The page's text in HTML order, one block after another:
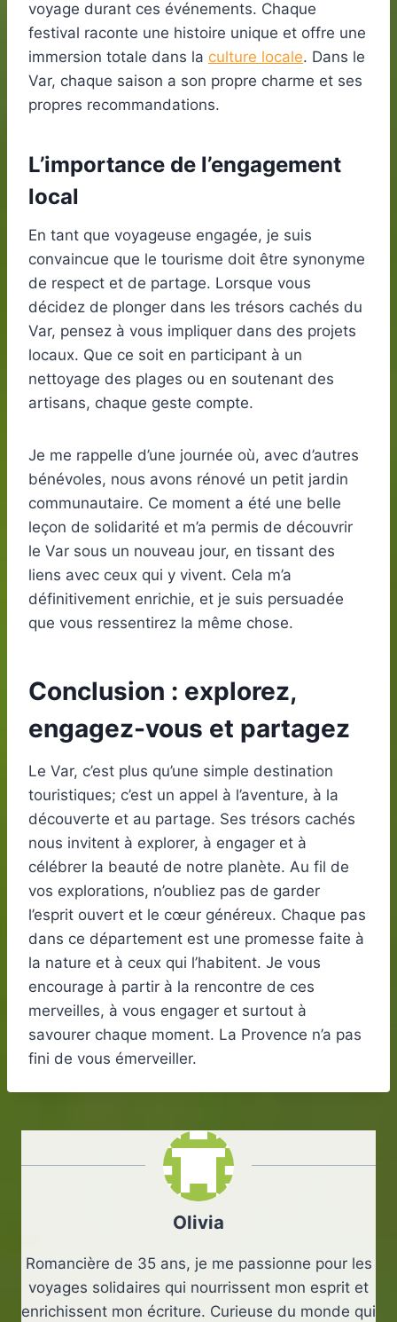
voyage durant ces événements. Chaque
festival raconte une histoire unique et offre une
immersion totale dans la culture locale. Dans le
Var, chaque saison a son propre charme et ses
propres recommandations.
L’importance de l’engagement
local
En tant que voyageuse engagée, je suis
convaincue que le tourisme doit être synonyme
de respect et de partage. Lorsque vous
décidez de plonger dans les trésors cachés du
Var, pensez à vous impliquer dans des projets
locaux. Que ce soit en participant à un
nettoyage des plages ou en soutenant des
artisans, chaque geste compte.
Je me rappelle d’une journée où, avec d’autres
bénévoles, nous avons rénové un petit jardin
communautaire. Ce moment a été une belle
leçon de solidarité et m’a permis de découvrir
le Var sous un nouveau jour, en tissant des
liens avec ceux qui y vivent. Cela m’a
définitivement enrichie, et je suis persuadée
que vous ressentirez la même chose.
Conclusion : explorez,
engagez-vous et partagez
Le Var, c’est plus qu’une simple destination
touristiques; c’est un appel à l’aventure, à la
découverte et au partage. Ses trésors cachés
nous invitent à explorer, à engager et à
célébrer la beauté de notre planète. Au fil de
vos explorations, n’oubliez pas de garder
l’esprit ouvert et le cœur généreux. Chaque pas
dans ce département est une promesse faite à
la nature et à ceux qui l’habitent. Je vous
encourage à partir à la rencontre de ces
merveilles, à vous engager et surtout à
savourer chaque moment. La Provence n’a pas
fini de vous émerveiller.
Olivia
Romancière de 35 ans, je me passionne pour les
voyages solidaires qui nourrissent mon esprit et
enrichissent mon écriture. Curieuse du monde qui